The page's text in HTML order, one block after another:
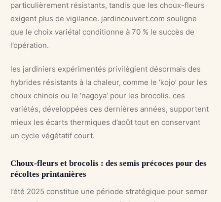
particulièrement résistants, tandis que les choux-fleurs
exigent plus de vigilance. jardincouvert.com souligne
que le choix variétal conditionne à 70 % le succès de
l’opération.
les jardiniers expérimentés privilégient désormais des
hybrides résistants à la chaleur, comme le ‘kojo’ pour les
choux chinois ou le ‘nagoya’ pour les brocolis. ces
variétés, développées ces dernières années, supportent
mieux les écarts thermiques d’août tout en conservant
un cycle végétatif court.
Choux-fleurs et brocolis : des semis précoces pour des
récoltes printanières
l’été 2025 constitue une période stratégique pour semer